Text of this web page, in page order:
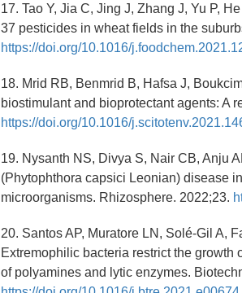
17. Tao Y, Jia C, Jing J, Zhang J, Yu P,
37 pesticides in wheat fields in the
https://doi.org/10.1016/
18. Mrid RB, Benmrid B, Hafsa J,
biostimulant and bioprotectant agents: A
https://doi.org/10.1016/
19. Nysanth NS, Divya S, Nair CB, Anju
(Phytophthora capsici Leonian) disease
microorganisms. Rhizosphere. 2022;23.
20. Santos AP, Muratore LN, Solé-Gil A,
Extremophilic bacteria restrict the
of polyamines and lytic enzymes.